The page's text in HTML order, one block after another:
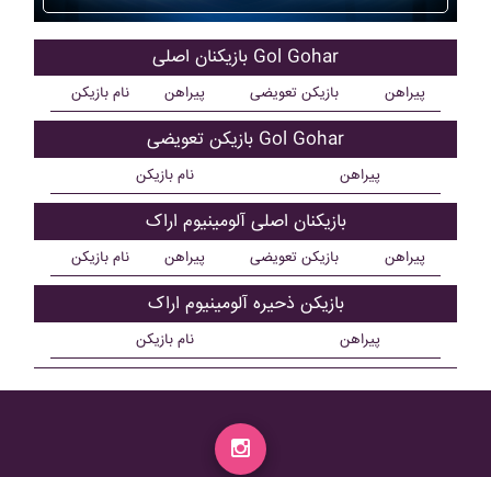
بازیکنان اصلی Gol Gohar
نام بازیکن پیراهن بازیکن تعویضی پیراهن
بازیکن تعویضی Gol Gohar
نام بازیکن پیراهن
بازیکنان اصلی آلومينيوم اراک
نام بازیکن پیراهن بازیکن تعویضی پیراهن
بازیکن ذحیره آلومينيوم اراک
نام بازیکن پیراهن